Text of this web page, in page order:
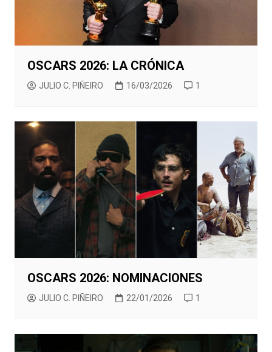
OSCARS 2026: LA CRÓNICA
JULIO C. PIÑEIRO 16/03/2026 1
OSCARS 2026: NOMINACIONES
JULIO C. PIÑEIRO 22/01/2026 1